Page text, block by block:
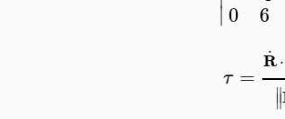
∣0 6
τ = R
.
⋅
∥
∥